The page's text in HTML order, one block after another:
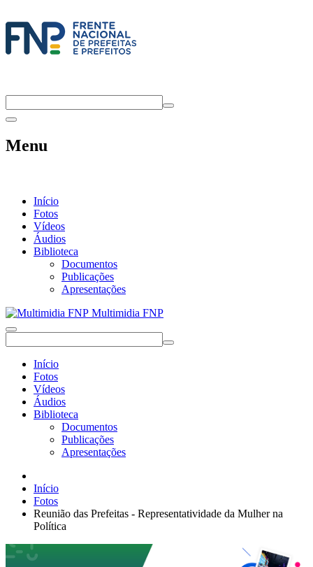
Menu
Início
Fotos
Vídeos
Áudios
Biblioteca
Documentos
Publicações
Apresentações
Multimidia FNP
Início
Fotos
Vídeos
Áudios
Biblioteca
Documentos
Publicações
Apresentações
Início
Fotos
Reunião das Prefeitas - Representatividade da Mulher na
Política